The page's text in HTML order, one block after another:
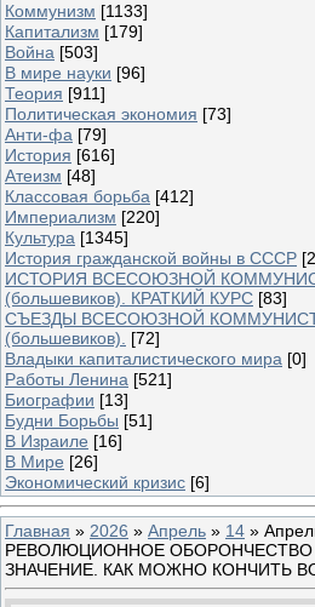
Коммунизм [1133]
Капитализм [179]
Война [503]
В мире науки [96]
Теория [911]
Политическая экономия [73]
Анти-фа [79]
История [616]
Атеизм [48]
Классовая борьба [412]
Империализм [220]
Культура [1345]
История гражданской войны в СССР
ИСТОРИЯ ВСЕСОЮЗНОЙ
(большевиков). КРАТКИЙ КУРС [83]
СЪЕЗДЫ ВСЕСОЮЗНОЙ
(большевиков).
[72]
Владыки капиталистического мира [0]
Работы Ленина [521]
Биографии [13]
Будни Борьбы [51]
В Израиле [16]
В Мире [26]
Экономический кризис [6]
Главная » 2026 » Апрель » 14 »
РЕВОЛЮЦИОННОЕ ОБОРОНЧЕСТВО
ЗНАЧЕНИЕ. КАК МОЖНО КОНЧИТЬ